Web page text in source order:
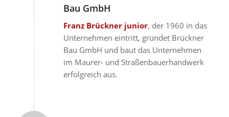
Bau GmbH
Franz Brückner junior, der 1960 in das
Unternehmen eintritt, gründet Brückner
Bau GmbH und baut das Unternehmen
im Maurer- und Straßenbauerhandwerk
erfolgreich aus.